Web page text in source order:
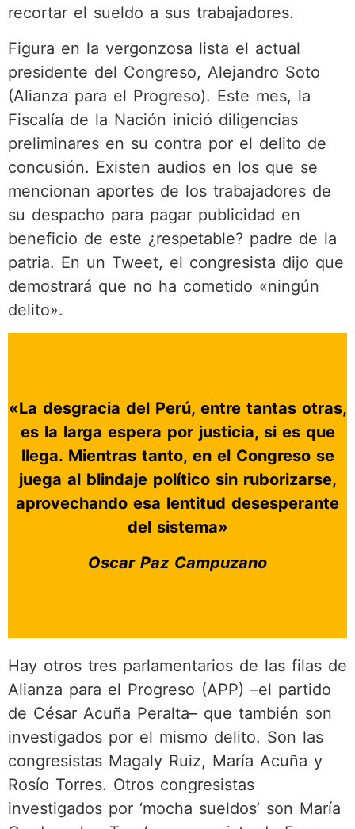
recortar el sueldo a sus trabajadores.
Figura en la vergonzosa lista el actual
presidente del Congreso, Alejandro Soto
(Alianza para el Progreso). Este mes, la
Fiscalía de la Nación inició diligencias
preliminares en su contra por el delito de
concusión. Existen audios en los que se
mencionan aportes de los trabajadores de
su despacho para pagar publicidad en
beneficio de este ¿respetable? padre de la
patria. En un Tweet, el congresista dijo que
demostrará que no ha cometido «ningún
delito».
«La desgracia del Perú, entre tantas otras,
es la larga espera por justicia, si es que
llega. Mientras tanto, en el Congreso se
juega al blindaje político sin ruborizarse,
aprovechando esa lentitud desesperante
del sistema»
Oscar Paz Campuzano
Hay otros tres parlamentarios de las filas de
Alianza para el Progreso (APP) –el partido
de César Acuña Peralta– que también son
investigados por el mismo delito. Son las
congresistas Magaly Ruiz, María Acuña y
Rosío Torres. Otros congresistas
investigados por ‘mocha sueldos’ son María